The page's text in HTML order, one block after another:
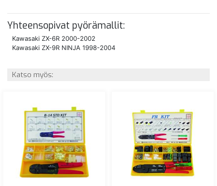
Yhteensopivat pyörämallit:
Kawasaki ZX-6R 2000-2002
Kawasaki ZX-9R NINJA 1998-2004
Katso myös: